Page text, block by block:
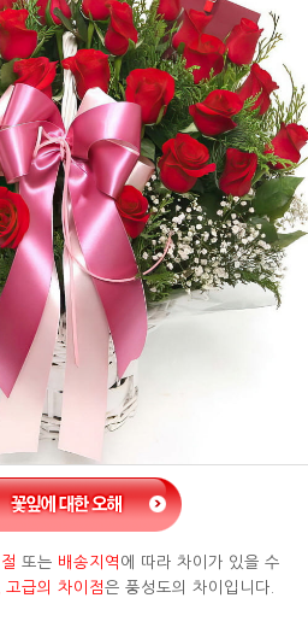
또는 배송지역 에 따라 차이가 있을 수
고급의 차이점은 풍성도의 차이입니다.